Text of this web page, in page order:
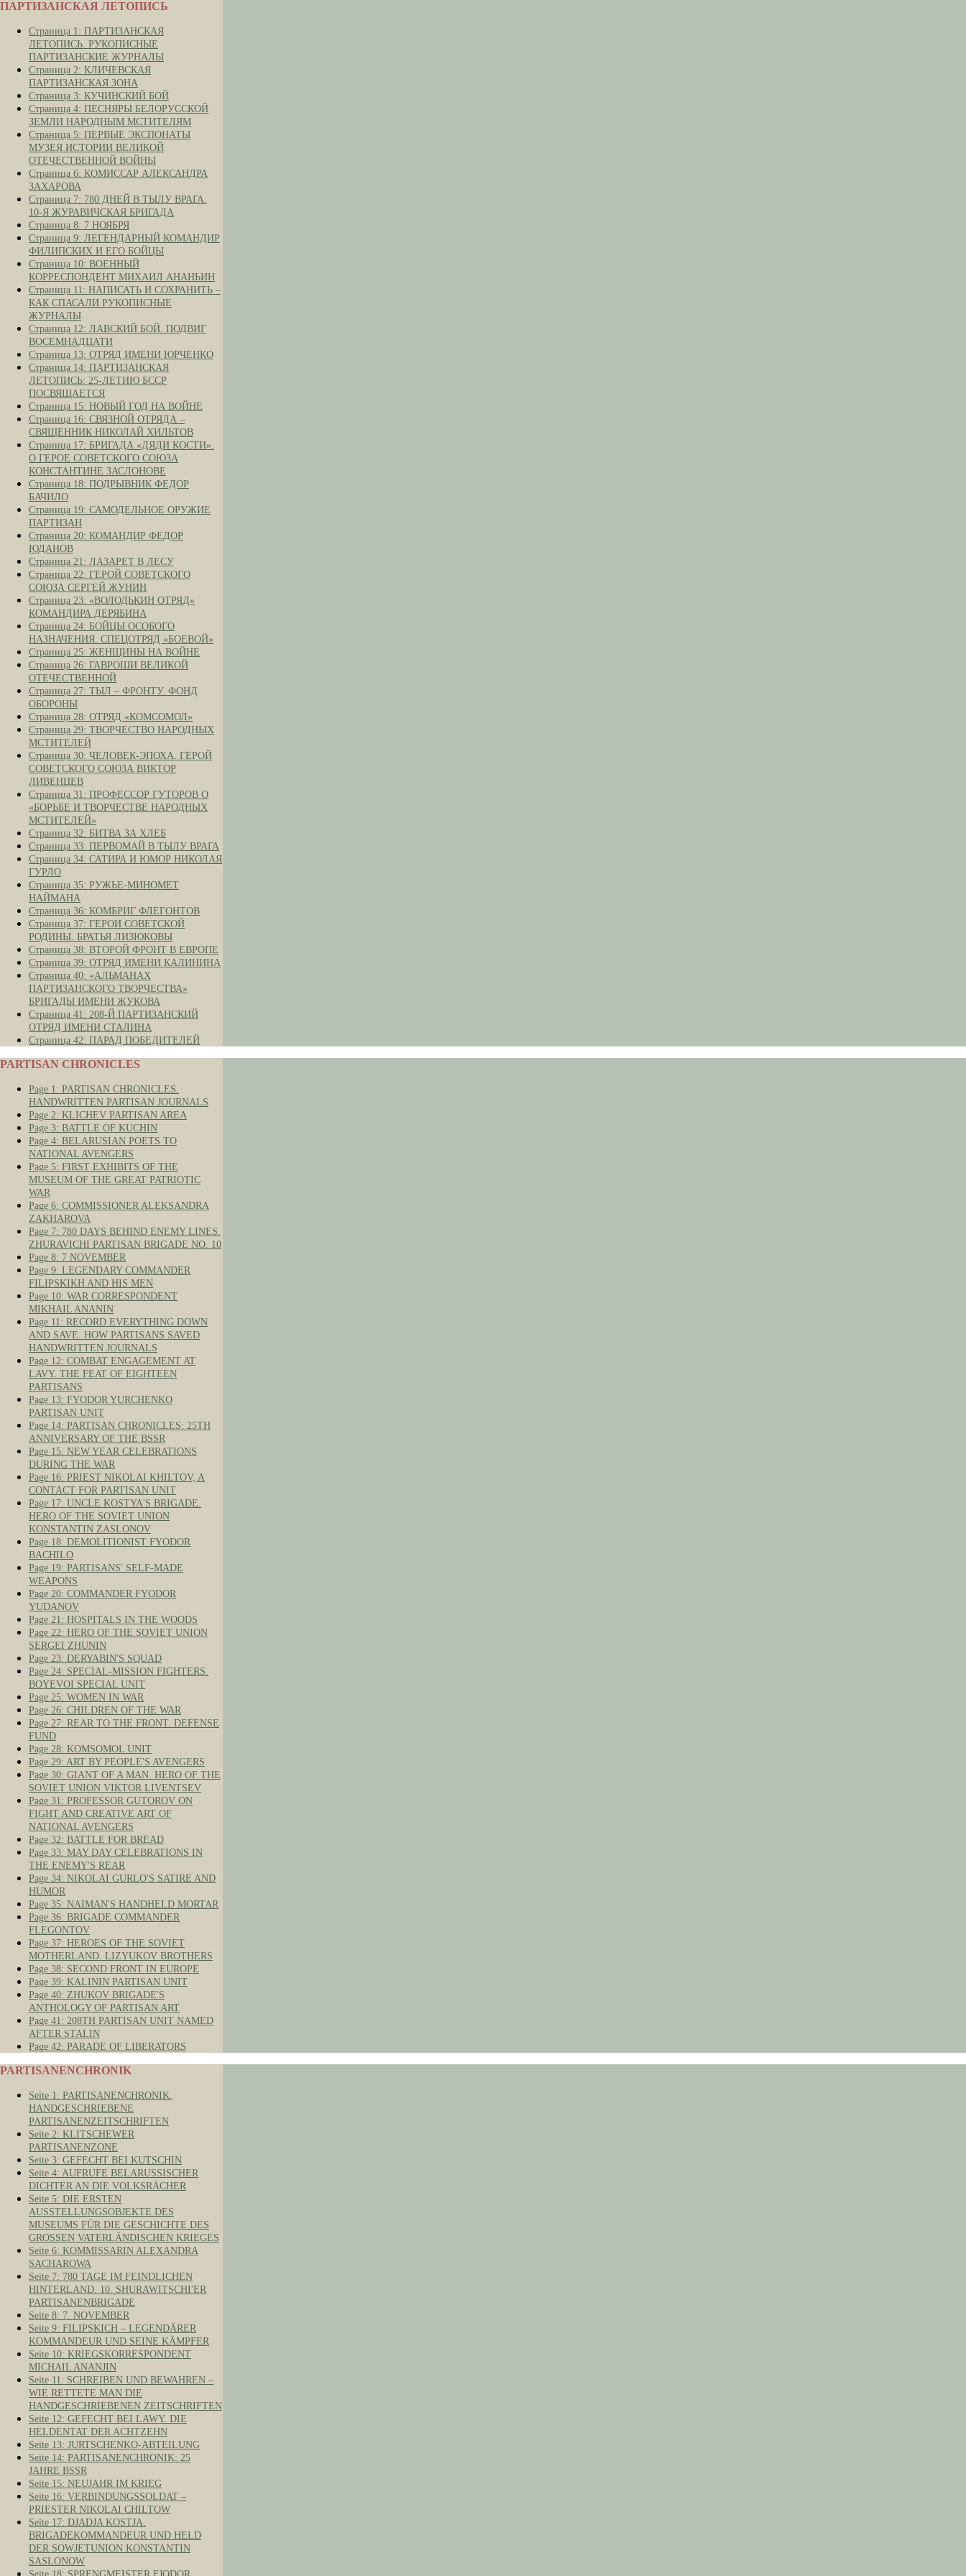
ПАРТИЗАНСКАЯ ЛЕТОПИСЬ
Страница 1: ПАРТИЗАНСКАЯ
ЛЕТОПИСЬ. РУКОПИСНЫЕ
ПАРТИЗАНСКИЕ ЖУРНАЛЫ
Страница 2: КЛИЧЕВСКАЯ
ПАРТИЗАНСКАЯ ЗОНА
Страница 3: КУЧИНСКИЙ БОЙ
Страница 4: ПЕСНЯРЫ БЕЛОРУССКОЙ
ЗЕМЛИ НАРОДНЫМ МСТИТЕЛЯМ
Страница 5: ПЕРВЫЕ ЭКСПОНАТЫ
МУЗЕЯ ИСТОРИИ ВЕЛИКОЙ
ОТЕЧЕСТВЕННОЙ ВОЙНЫ
Страница 6: КОМИССАР АЛЕКСАНДРА
ЗАХАРОВА
Страница 7: 780 ДНЕЙ В ТЫЛУ ВРАГА.
10-Я ЖУРАВИЧСКАЯ БРИГАДА
Страница 8: 7 НОЯБРЯ
Страница 9: ЛЕГЕНДАРНЫЙ КОМАНДИР
ФИЛИПСКИХ И ЕГО БОЙЦЫ
Страница 10: ВОЕННЫЙ
КОРРЕСПОНДЕНТ МИХАИЛ АНАНЬИН
Страница 11: НАПИСАТЬ И СОХРАНИТЬ –
КАК СПАСАЛИ РУКОПИСНЫЕ
ЖУРНАЛЫ
Страница 12: ЛАВСКИЙ БОЙ. ПОДВИГ
ВОСЕМНАДЦАТИ
Страница 13: ОТРЯД ИМЕНИ ЮРЧЕНКО
Страница 14: ПАРТИЗАНСКАЯ
ЛЕТОПИСЬ: 25-ЛЕТИЮ БССР
ПОСВЯЩАЕТСЯ
Страница 15: НОВЫЙ ГОД НА ВОЙНЕ
Страница 16: СВЯЗНОЙ ОТРЯДА –
СВЯЩЕННИК НИКОЛАЙ ХИЛЬТОВ
Страница 17: БРИГАДА «ДЯДИ КОСТИ».
О ГЕРОЕ СОВЕТСКОГО СОЮЗА
КОНСТАНТИНЕ ЗАСЛОНОВЕ
Страница 18: ПОДРЫВНИК ФЕДОР
БАЧИЛО
Страница 19: САМОДЕЛЬНОЕ ОРУЖИЕ
ПАРТИЗАН
Страница 20: КОМАНДИР ФЕДОР
ЮДАНОВ
Страница 21: ЛАЗАРЕТ В ЛЕСУ
Страница 22: ГЕРОЙ СОВЕТСКОГО
СОЮЗА СЕРГЕЙ ЖУНИН
Страница 23: «ВОЛОДЬКИН ОТРЯД»
КОМАНДИРА ДЕРЯБИНА
Страница 24: БОЙЦЫ ОСОБОГО
НАЗНАЧЕНИЯ. СПЕЦОТРЯД «БОЕВОЙ»
Страница 25: ЖЕНЩИНЫ НА ВОЙНЕ
Страница 26: ГАВРОШИ ВЕЛИКОЙ
ОТЕЧЕСТВЕННОЙ
Страница 27: ТЫЛ – ФРОНТУ. ФОНД
ОБОРОНЫ
Страница 28: ОТРЯД «КОМСОМОЛ»
Страница 29: ТВОРЧЕСТВО НАРОДНЫХ
МСТИТЕЛЕЙ
Страница 30: ЧЕЛОВЕК-ЭПОХА. ГЕРОЙ
СОВЕТСКОГО СОЮЗА ВИКТОР
ЛИВЕНЦЕВ
Страница 31: ПРОФЕССОР ГУТОРОВ О
«БОРЬБЕ И ТВОРЧЕСТВЕ НАРОДНЫХ
МСТИТЕЛЕЙ»
Страница 32: БИТВА ЗА ХЛЕБ
Страница 33: ПЕРВОМАЙ В ТЫЛУ ВРАГА
Страница 34: САТИРА И ЮМОР НИКОЛАЯ
ГУРЛО
Страница 35: РУЖЬЕ-МИНОМЕТ
НАЙМАНА
Страница 36: КОМБРИГ ФЛЕГОНТОВ
Страница 37: ГЕРОИ СОВЕТСКОЙ
РОДИНЫ. БРАТЬЯ ЛИЗЮКОВЫ
Страница 38: ВТОРОЙ ФРОНТ В ЕВРОПЕ
Страница 39: ОТРЯД ИМЕНИ КАЛИНИНА
Страница 40: «АЛЬМАНАХ
ПАРТИЗАНСКОГО ТВОРЧЕСТВА»
БРИГАДЫ ИМЕНИ ЖУКОВА
Страница 41: 208-Й ПАРТИЗАНСКИЙ
ОТРЯД ИМЕНИ СТАЛИНА
Страница 42: ПАРАД ПОБЕДИТЕЛЕЙ
PARTISAN CHRONICLES
Page 1: PARTISAN CHRONICLES.
HANDWRITTEN PARTISAN JOURNALS
Page 2: KLICHEV PARTISAN AREA
Page 3: BATTLE OF KUCHIN
Page 4: BELARUSIAN POETS TO
NATIONAL AVENGERS
Page 5: FIRST EXHIBITS OF THE
MUSEUM OF THE GREAT PATRIOTIC
WAR
Page 6: COMMISSIONER ALEKSANDRA
ZAKHAROVA
Page 7: 780 DAYS BEHIND ENEMY LINES.
ZHURAVICHI PARTISAN BRIGADE NO. 10
Page 8: 7 NOVEMBER
Page 9: LEGENDARY COMMANDER
FILIPSKIKH AND HIS MEN
Page 10: WAR CORRESPONDENT
MIKHAIL ANANIN
Page 11: RECORD EVERYTHING DOWN
AND SAVE. HOW PARTISANS SAVED
HANDWRITTEN JOURNALS
Page 12: COMBAT ENGAGEMENT AT
LAVY. THE FEAT OF EIGHTEEN
PARTISANS
Page 13: FYODOR YURCHENKO
PARTISAN UNIT
Page 14: PARTISAN CHRONICLES: 25TH
ANNIVERSARY OF THE BSSR
Page 15: NEW YEAR CELEBRATIONS
DURING THE WAR
Page 16: PRIEST NIKOLAI KHILTOV, A
CONTACT FOR PARTISAN UNIT
Page 17: UNCLE KOSTYA'S BRIGADE.
HERO OF THE SOVIET UNION
KONSTANTIN ZASLONOV
Page 18: DEMOLITIONIST FYODOR
BACHILO
Page 19: PARTISANS' SELF-MADE
WEAPONS
Page 20: COMMANDER FYODOR
YUDANOV
Page 21: HOSPITALS IN THE WOODS
Page 22: HERO OF THE SOVIET UNION
SERGEI ZHUNIN
Page 23: DERYABIN'S SQUAD
Page 24: SPECIAL-MISSION FIGHTERS.
BOYEVOI SPECIAL UNIT
Page 25: WOMEN IN WAR
Page 26: CHILDREN OF THE WAR
Page 27: REAR TO THE FRONT. DEFENSE
FUND
Page 28: KOMSOMOL UNIT
Page 29: ART BY PEOPLE'S AVENGERS
Page 30: GIANT OF A MAN. HERO OF THE
SOVIET UNION VIKTOR LIVENTSEV
Page 31: PROFESSOR GUTOROV ON
FIGHT AND CREATIVE ART OF
NATIONAL AVENGERS
Page 32: BATTLE FOR BREAD
Page 33: MAY DAY CELEBRATIONS IN
THE ENEMY'S REAR
Page 34: NIKOLAI GURLO'S SATIRE AND
HUMOR
Page 35: NAIMAN'S HANDHELD MORTAR
Page 36: BRIGADE COMMANDER
FLEGONTOV
Page 37: HEROES OF THE SOVIET
MOTHERLAND. LIZYUKOV BROTHERS
Page 38: SECOND FRONT IN EUROPE
Page 39: KALININ PARTISAN UNIT
Page 40: ZHUKOV BRIGADE'S
ANTHOLOGY OF PARTISAN ART
Page 41: 208TH PARTISAN UNIT NAMED
AFTER STALIN
Page 42: PARADE OF LIBERATORS
PARTISANENCHRONIK
Seite 1: PARTISANENCHRONIK.
HANDGESCHRIEBENE
PARTISANENZEITSCHRIFTEN
Seite 2: KLITSCHEWER
PARTISANENZONE
Seite 3: GEFECHT BEI KUTSCHIN
Seite 4: AUFRUFE BELARUSSISCHER
DICHTER AN DIE VOLKSRÄCHER
Seite 5: DIE ERSTEN
AUSSTELLUNGSOBJEKTE DES
MUSEUMS FÜR DIE GESCHICHTE DES
GROSSEN VATERLÄNDISCHEN KRIEGES
Seite 6: KOMMISSARIN ALEXANDRA
SACHAROWA
Seite 7: 780 TAGE IM FEINDLICHEN
HINTERLAND. 10. SHURAWITSCHI'ER
PARTISANENBRIGADE
Seite 8: 7. NOVEMBER
Seite 9: FILIPSKICH – LEGENDÄRER
KOMMANDEUR UND SEINE KÄMPFER
Seite 10: KRIEGSKORRESPONDENT
MICHAIL ANANJIN
Seite 11: SCHREIBEN UND BEWAHREN –
WIE RETTETE MAN DIE
HANDGESCHRIEBENEN ZEITSCHRIFTEN
Seite 12: GEFECHT BEI LAWY. DIE
HELDENTAT DER ACHTZEHN
Seite 13: JURTSCHENKO-ABTEILUNG
Seite 14: PARTISANENCHRONIK: 25
JAHRE BSSR
Seite 15: NEUJAHR IM KRIEG
Seite 16: VERBINDUNGSSOLDAT –
PRIESTER NIKOLAI CHILTOW
Seite 17: DJADJA KOSTJA.
BRIGADEKOMMANDEUR UND HELD
DER SOWJETUNION KONSTANTIN
SASLONOW